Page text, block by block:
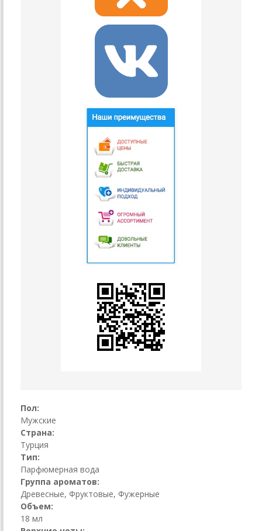
Пол:
Мужские
Страна:
Турция
Тип:
Парфюмерная вода
Группа ароматов:
Древесные, Фруктовые, Фужерные
Объем:
18 мл